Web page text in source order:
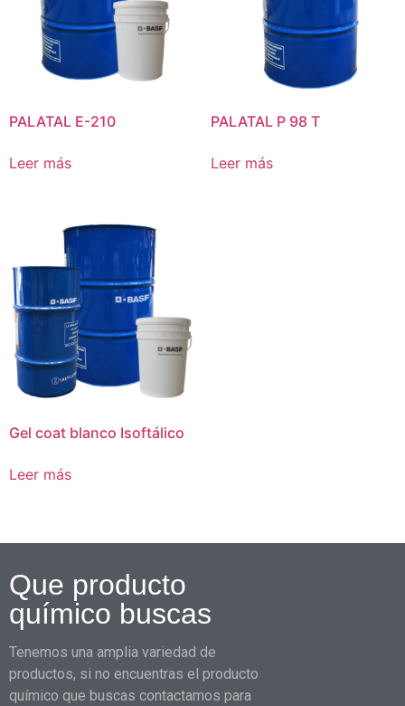
PALATAL E-210
Leer más
PALATAL P 98 T
Leer más
Gel coat blanco Isoftálico
Leer más
Que producto
químico buscas
Tenemos una amplia variedad de
productos, si no encuentras el producto
químico que buscas contactamos para